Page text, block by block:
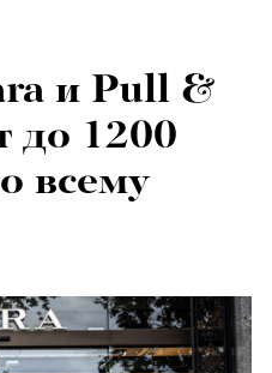
и Pull &
до 1200
всему